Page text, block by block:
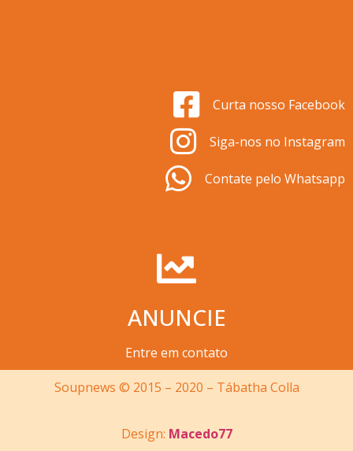
Curta nosso Facebook
Siga-nos no Instagram
Contate pelo Whatsapp
ANUNCIE
Entre em contato
Soupnews © 2015 – 2020 – Tábatha Colla
Design: Macedo77